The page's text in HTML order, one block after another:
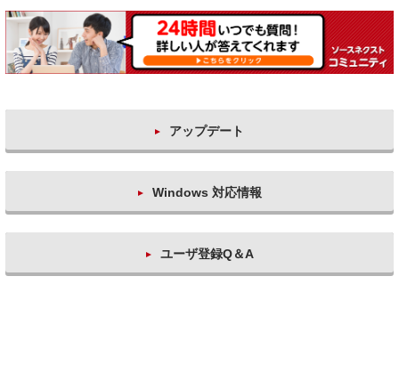
アップデート
Windows 対応情報
ユーザ登録Q＆A